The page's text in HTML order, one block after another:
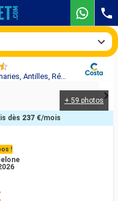
Croisière Costa Fascinosa : Espagne, Canaries, Antilles, Rép.Dominicaine au départ de Barcelone
+ 59 photos
!
dès 237 €/mois
Compagnies